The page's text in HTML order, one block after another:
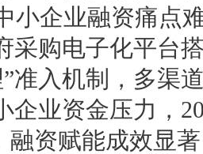
企业融资痛点难
采购电子化平台
准入机制，多渠
企业资金压力，
融资赋能成效显